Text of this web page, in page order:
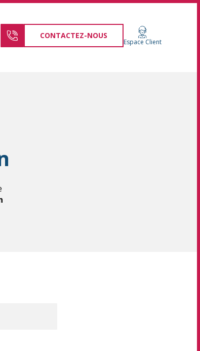
CONTACTEZ-NOUS
Espace Client